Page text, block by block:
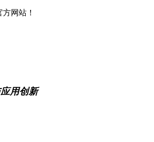
网站！
用创新